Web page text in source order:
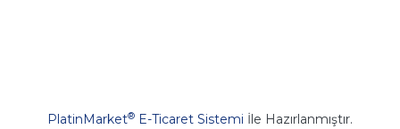
PlatinMarket® E-Ticaret Sistemi İle Hazırlanmıştır.